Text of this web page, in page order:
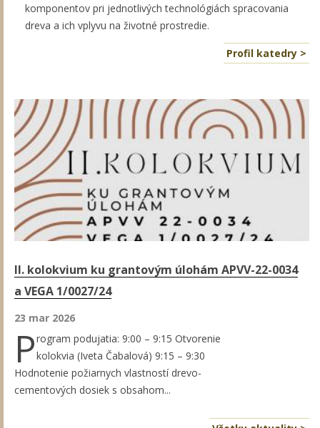
komponentov pri jednotlivých technológiách spracovania
dreva a ich vplyvu na životné prostredie.
Profil katedry >
II. kolokvium ku grantovým úlohám APVV-22-0034
a VEGA 1/0027/24
23 mar 2026
Program podujatia: 9:00 – 9:15 Otvorenie
kolokvia (Iveta Čabalová) 9:15 – 9:30
Hodnotenie požiarnych vlastností drevo-
cementových dosiek s obsahom...